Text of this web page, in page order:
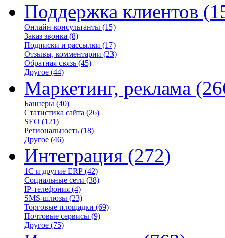
Поддержка клиентов
Онлайн-консультанты (15)
Заказ звонка (8)
Подписки и рассылки (17)
Отзывы, комментарии (23)
Обратная связь (45)
Другое (44)
Маркетинг, реклама
Баннеры (40)
Статистика сайта (26)
SEO (121)
Региональность (18)
Другое (46)
Интеграция (272)
1С и другие ERP (42)
Социальные сети (38)
IP-телефония (4)
SMS-шлюзы (23)
Торговые площадки (69)
Почтовые сервисы (9)
Другое (75)